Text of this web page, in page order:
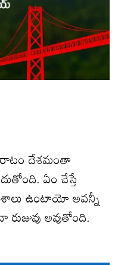
దేశమంతా
ఏం చేస్తే
ఉంటాయో అవన్నీ
అవుతోంది.